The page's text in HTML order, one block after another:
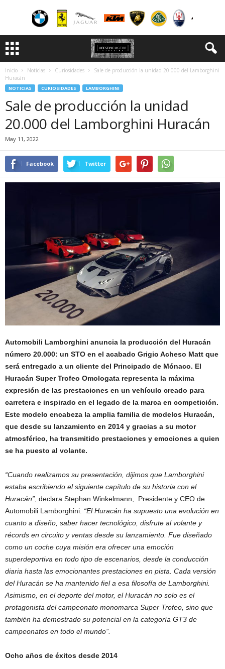
Inicio Noticias Curiosidades
Sale de producción la unidad 20.000 del Lamborghini
Huracán
NOTICIAS CURIOSIDADES LAMBORGHINI
Sale de producción la unidad
20.000 del Lamborghini Huracán
May 11, 2022
Facebook Twitter
Automobili Lamborghini anuncia la producción del Huracán
número 20.000: un STO en el acabado Grigio Acheso Matt que
será entregado a un cliente del Principado de Mónaco. El
Huracán Super Trofeo Omologata representa la máxima
expresión de las prestaciones en un vehículo creado para
carretera e inspirado en el legado de la marca en competición.
Este modelo encabeza la amplia familia de modelos Huracán,
que desde su lanzamiento en 2014 y gracias a su motor
atmosférico, ha transmitido prestaciones y emociones a quien
se ha puesto al volante.
“Cuando realizamos su presentación, dijimos que Lamborghini
estaba escribiendo el siguiente capítulo de su historia con el
Huracán”, declara Stephan Winkelmann, Presidente y CEO de
Automobili Lamborghini. “El Huracán ha supuesto una evolución en
cuanto a diseño, saber hacer tecnológico, disfrute al volante y
récords en circuito y ventas desde su lanzamiento. Fue diseñado
como un coche cuya misión era ofrecer una emoción
superdeportiva en todo tipo de escenarios, desde la conducción
diaria hasta las emocionantes prestaciones en pista. Cada versión
del Huracán se ha mantenido fiel a esa filosofía de Lamborghini.
Asimismo, en el deporte del motor, el Huracán no solo es el
protagonista del campeonato monomarca Super Trofeo, sino que
también ha demostrado su potencial en la categoría GT3 de
campeonatos en todo el mundo”.
Ocho años de éxitos desde 2014